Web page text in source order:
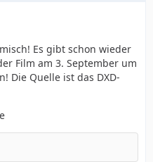
Es gibt schon wieder
Film am 3. September um
Die Quelle ist das DXD-